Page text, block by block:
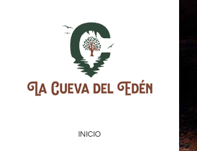
INICIO